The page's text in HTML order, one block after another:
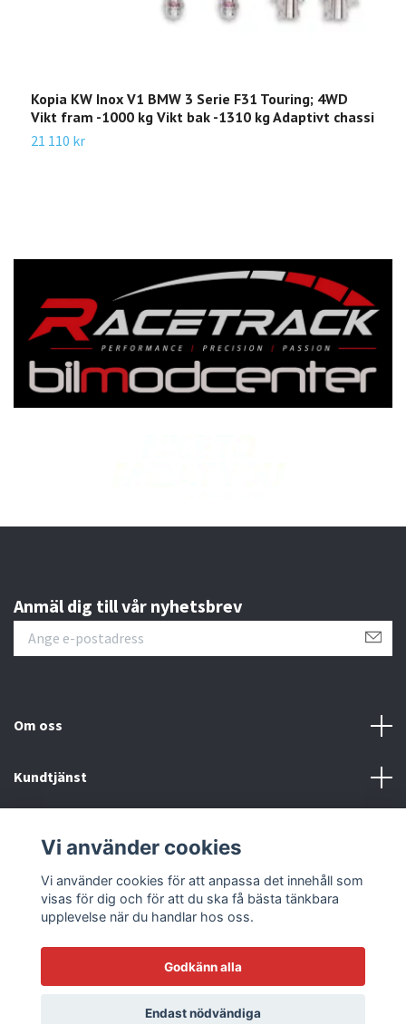
Kopia KW Inox V1 BMW 3 Serie F31 Touring; 4WD
Vikt fram -1000 kg Vikt bak -1310 kg Adaptivt chassi
21 110 kr
Anmäl dig till vår nyhetsbrev
Om oss
Kundtjänst
Sociala medier
© 2026 Racetrack by Bilmodecenter - EST 1979
Vi använder cookies
Vi använder cookies för att anpassa det innehåll som
visas för dig och för att du ska få bästa tänkbara
upplevelse när du handlar hos oss.
Godkänn alla
Endast nödvändiga